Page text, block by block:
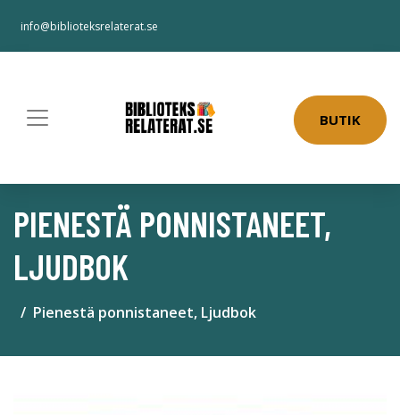
info@biblioteksrelaterat.se
BUTIK
PIENESTÄ PONNISTANEET,
LJUDBOK
Pienestä ponnistaneet, Ljudbok